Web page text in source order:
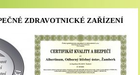
ZDRAVOTNICKÉ ZAŘÍZENÍ